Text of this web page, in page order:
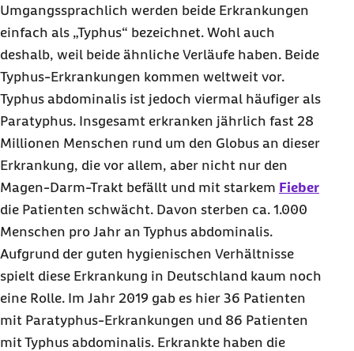
Umgangssprachlich werden beide Erkrankungen
einfach als „Typhus“ bezeichnet. Wohl auch
deshalb, weil beide ähnliche Verläufe haben. Beide
Typhus-Erkrankungen kommen weltweit vor.
Typhus abdominalis ist jedoch viermal häufiger als
Paratyphus. Insgesamt erkranken jährlich fast 28
Millionen Menschen rund um den Globus an dieser
Erkrankung, die vor allem, aber nicht nur den
Magen-Darm-Trakt befällt und mit starkem Fieber
die Patienten schwächt. Davon sterben ca. 1.000
Menschen pro Jahr an Typhus abdominalis.
Aufgrund der guten hygienischen Verhältnisse
spielt diese Erkrankung in Deutschland kaum noch
eine Rolle. Im Jahr 2019 gab es hier 36 Patienten
mit Paratyphus-Erkrankungen und 86 Patienten
mit Typhus abdominalis. Erkrankte haben die